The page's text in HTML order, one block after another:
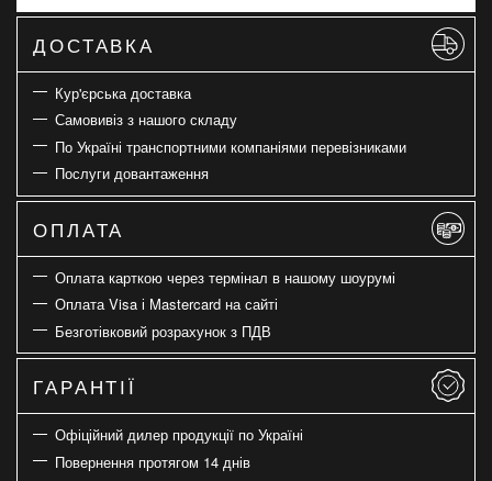
ДОСТАВКА
Кур'єрська доставка
Самовивіз з нашого складу
По Україні транспортними компаніями перевізниками
Послуги довантаження
ОПЛАТА
Оплата карткою через термінал в нашому шоурумі
Оплата Visa і Mastercard на сайті
Безготівковий розрахунок з ПДВ
ГАРАНТІЇ
Офіційний дилер продукції по Україні
Повернення протягом 14 днів